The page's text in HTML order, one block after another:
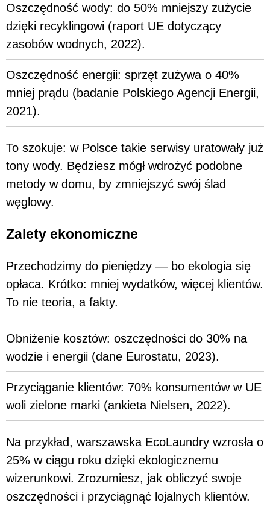
Oszczędność wody: do 50% mniejszy zużycie
dzięki recyklingowi (raport UE dotyczący
zasobów wodnych, 2022).
Oszczędność energii: sprzęt zużywa o 40%
mniej prądu (badanie Polskiego Agencji Energii,
2021).
To szokuje: w Polsce takie serwisy uratowały już
tony wody. Będziesz mógł wdrożyć podobne
metody w domu, by zmniejszyć swój ślad
węglowy.
Zalety ekonomiczne
Przechodzimy do pieniędzy — bo ekologia się
opłaca. Krótko: mniej wydatków, więcej klientów.
To nie teoria, a fakty.
Obniżenie kosztów: oszczędności do 30% na
wodzie i energii (dane Eurostatu, 2023).
Przyciąganie klientów: 70% konsumentów w UE
woli zielone marki (ankieta Nielsen, 2022).
Na przykład, warszawska EcoLaundry wzrosła o
25% w ciągu roku dzięki ekologicznemu
wizerunkowi. Zrozumiesz, jak obliczyć swoje
oszczędności i przyciągnąć lojalnych klientów.